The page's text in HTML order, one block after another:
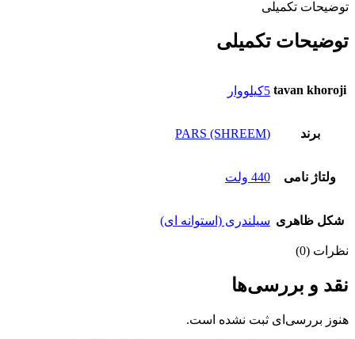
توضیحات تکمیلی
توضیحات تکمیلی
tavan khoroji 5کیلووار
برند (PARS (SHREEM
ولتاژ نامی 440 ولت
شکل ظاهری سیلندری (استوانه ای)
نظرات (0)
نقد و بررسی‌ها
هنوز بررسی‌ای ثبت نشده است.